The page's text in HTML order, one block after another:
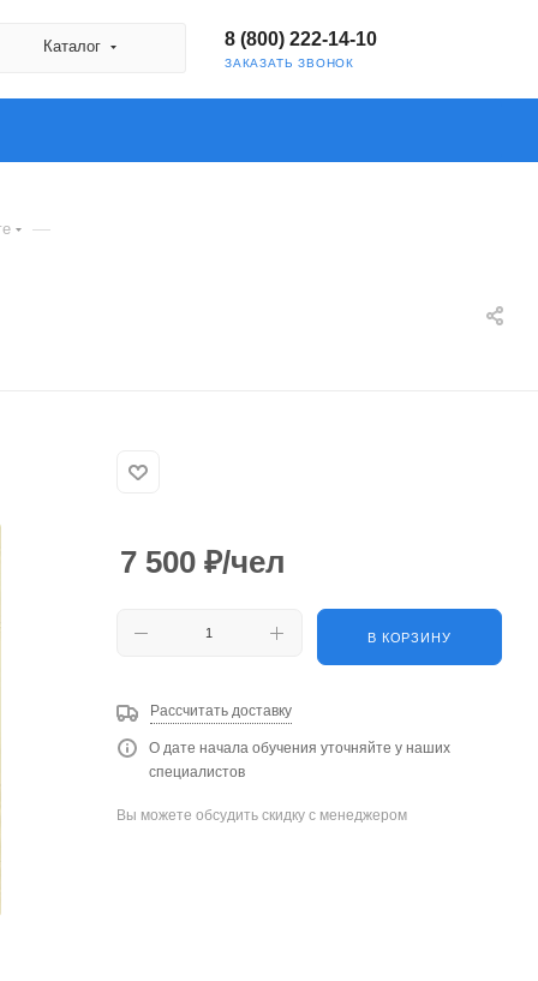
Каталог 8 (800) 222-14-10
ЗАКАЗАТЬ ЗВОНОК
—
7 500 ₽/чел
В КОРЗИНУ
Рассчитать доставку
О дате начала обучения уточняйте у наших
специалистов
Вы можете обсудить скидку с менеджером